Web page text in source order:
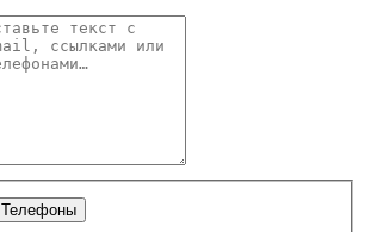
Телефоны